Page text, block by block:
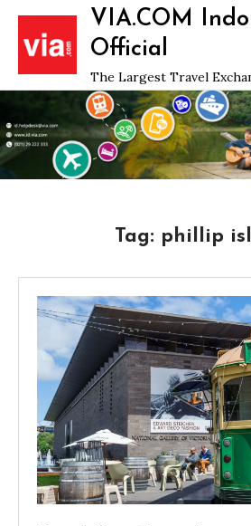
Skip
content
VIA.COM
Official
The Largest Travel
Tag: phillip